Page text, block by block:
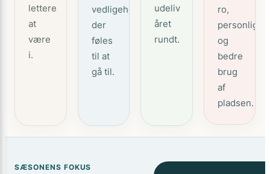
lettere
at
være
i.
vedligeholdelse,
der
føles
til at
gå til.
udeliv
året
rundt.
ro,
og
bedre
brug
af
pladsen.
SÆSONENS FOKUS